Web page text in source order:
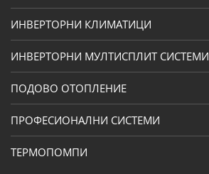
ИНВЕРТОРНИ КЛИМАТИЦИ
ИНВЕРТОРНИ МУЛТИСПЛИТ СИСТЕМИ
ПОДОВО ОТОПЛЕНИЕ
ПРОФЕСИОНАЛНИ СИСТЕМИ
ТЕРМОПОМПИ